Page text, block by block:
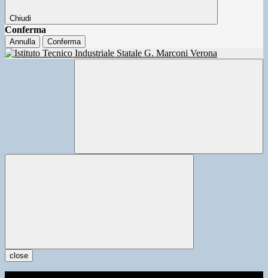
Chiudi
Conferma
Annulla Conferma
close